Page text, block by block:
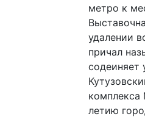
метро к
удалении
причал
содеиняет
летию